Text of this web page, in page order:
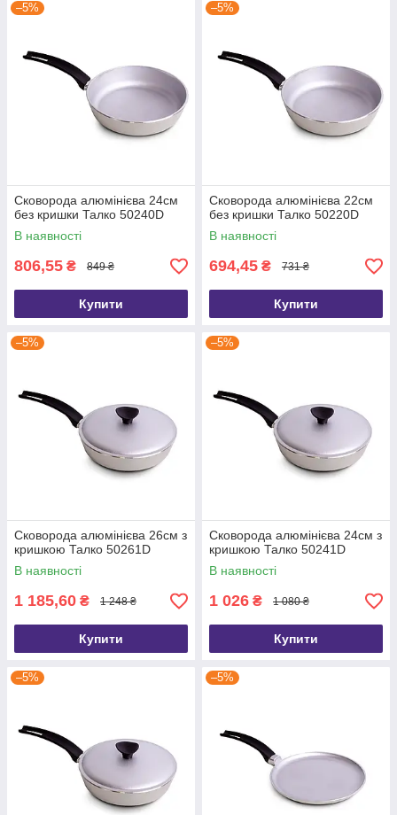
–5%
Сковорода алюмінієва 24см
без кришки Талко 50240D
В наявності
806,55 ₴ 849 ₴
Купити
–5%
Сковорода алюмінієва 22см
без кришки Талко 50220D
В наявності
694,45 ₴ 731 ₴
Купити
–5%
Сковорода алюмінієва 26см з
кришкою Талко 50261D
В наявності
1 185,60 ₴ 1 248 ₴
Купити
–5%
Сковорода алюмінієва 24см з
кришкою Талко 50241D
В наявності
1 026 ₴ 1 080 ₴
Купити
–5% –5%